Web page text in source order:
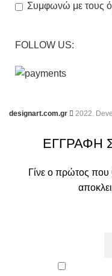
Συμφωνώ με τους
FOLLOW US:
designart.com.gr 2022.
ΕΓΓΡΑΦΗ
Γίνε ο πρώτος που